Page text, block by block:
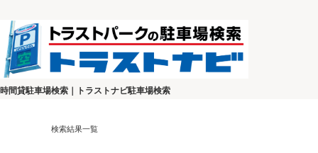
時間貸駐車場検索｜トラストナビ駐車場検索
検索結果一覧